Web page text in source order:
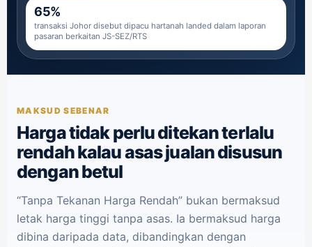
65%
transaksi Johor disebut dipacu hartanah landed dalam laporan
pasaran berkaitan JS-SEZ/RTS
MAKSUD SEBENAR
Harga tidak perlu ditekan terlalu
rendah kalau asas jualan disusun
dengan betul
“Tanpa Tekanan Harga Rendah” bukan bermaksud
letak harga tinggi tanpa asas. Ia bermaksud harga
dibina daripada data, dibandingkan dengan